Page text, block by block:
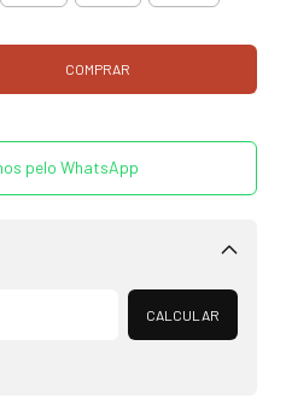
pelo WhatsApp
Alterar CEP
CALCULAR